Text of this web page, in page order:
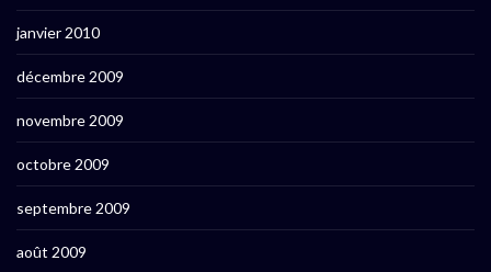
janvier 2010
décembre 2009
novembre 2009
octobre 2009
septembre 2009
août 2009